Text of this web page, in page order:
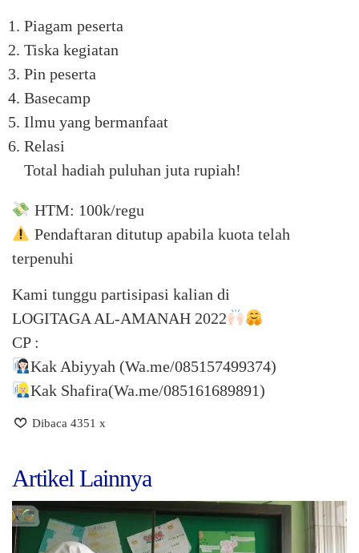
Piagam peserta
Tiska kegiatan
Pin peserta
Basecamp
Ilmu yang bermanfaat
Relasi
Total hadiah puluhan juta rupiah!
HTM: 100k/regu
Pendaftaran ditutup apabila kuota telah
terpenuhi
Kami tunggu partisipasi kalian di
LOGITAGA AL-AMANAH 2022
CP :
Kak Abiyyah (Wa.me/085157499374)
Kak Shafira(Wa.me/085161689891)
Dibaca 4351 x
Artikel Lainnya